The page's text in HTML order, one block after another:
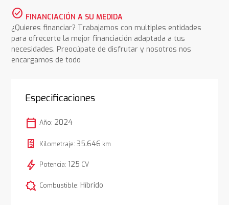
check_circle FINANCIACIÓN A SU MEDIDA
¿Quieres financiar? Trabajamos con multiples entidades
para ofrecerte la mejor financiación adaptada a tus
necesidades. Preocúpate de disfrutar y nosotros nos
encargamos de todo
Especificaciones
calendar_today Año: 2024
Kilometraje: 35.646 km
bolt Potencia: 125 CV
comic_bubble Combustible: Híbrido